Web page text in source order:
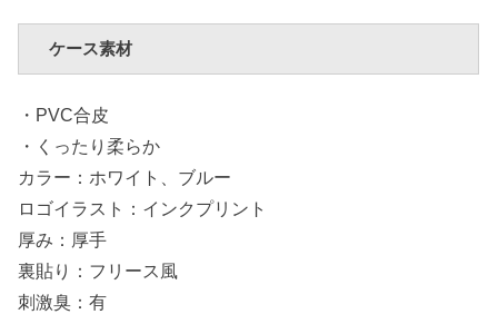
ケース素材
・PVC合皮
・くったり柔らか
カラー：ホワイト、ブルー
ロゴイラスト：インクプリント
厚み：厚手
裏貼り：フリース風
刺激臭：有